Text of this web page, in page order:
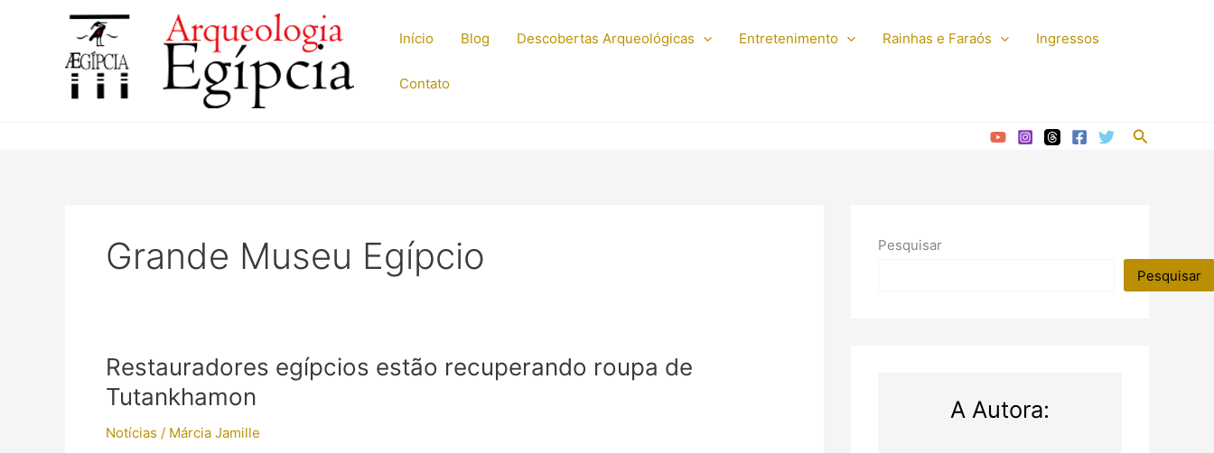
Início Blog Descobertas Arqueológicas Entretenimento Rainhas e Faraós Ingressos
Contato
Pesquisar
Grande Museu Egípcio
Restauradores egípcios estão recuperando roupa de
Tutankhamon
Notícias / Márcia Jamille
Pesquisar
Pesquisar
A Autora: